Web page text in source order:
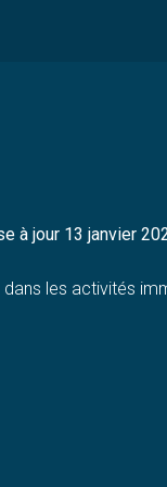
à jour 13 janvier
les activités